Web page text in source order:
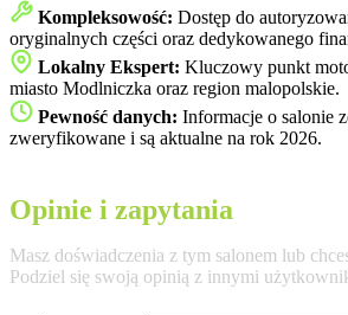
Kompleksowość: Dostęp do
oryginalnych części oraz dedykowanego
Lokalny Ekspert: Kluczowy punkt
miasto Modlniczka oraz region malopolskie.
Pewność danych: Informacje o salonie
zweryfikowane i są aktualne na rok 2026.
Opinie i zapytania
Masz doświadczenia z tym salonem lub
Podziel się swoją opinią z innymi